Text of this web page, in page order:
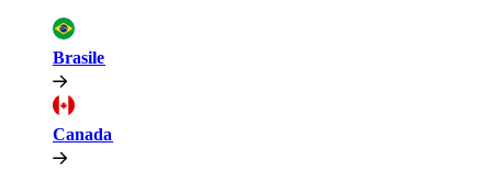
Brasile​​
Canada​​